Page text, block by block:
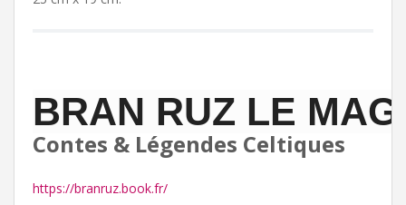
BRAN RUZ LE
Contes & Légendes Celtiques
https://branruz.book.fr/